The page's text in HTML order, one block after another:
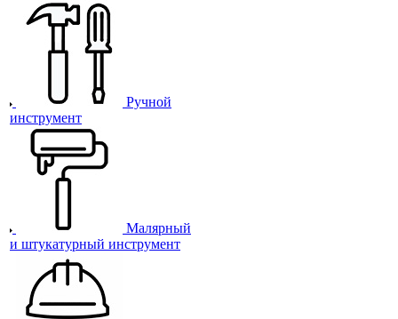
Ручной
инструмент
Малярный
и штукатурный инструмент